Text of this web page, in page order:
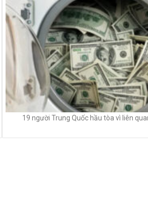
19 người Trung Quốc hầu tòa vì liên